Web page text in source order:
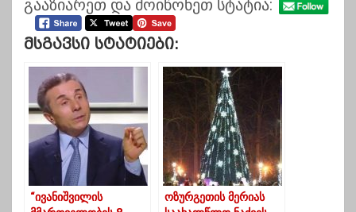
გააზიარეთ და მოიწონეთ სტატია:
Მსგავსი Სტატიები:
“ივანიშვილის
ოზურგეთის მერიას